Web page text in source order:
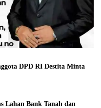
DPD RI Destita Minta
Lahan Bank Tanah dan